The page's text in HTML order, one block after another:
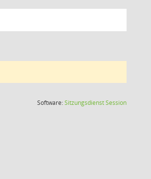
Software:SitzungsdienstSession(Wird in